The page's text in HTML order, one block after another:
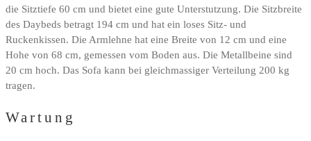
die Sitztiefe 60 cm und bietet eine gute Unterstutzung. Die Sitzbreite
des Daybeds betragt 194 cm und hat ein loses Sitz- und
Ruckenkissen. Die Armlehne hat eine Breite von 12 cm und eine
Hohe von 68 cm, gemessen vom Boden aus. Die Metallbeine sind
20 cm hoch. Das Sofa kann bei gleichmassiger Verteilung 200 kg
tragen.
Wartung